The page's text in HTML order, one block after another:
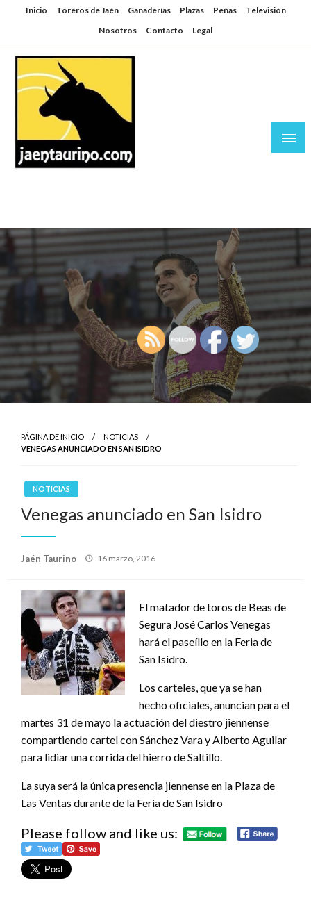
SaltarInicio Toreros de Jaén Ganaderías Plazas Peñas
Televisión
Nosotros
Contacto Legal
PÁGINA DE INICIO
NOTICIAS
VENEGAS ANUNCIADO EN SAN ISIDRO
NOTICIAS
Venegas anunciado en San Isidro
Jaén Taurino
Publicado
16 marzo, 2016
El matador de toros de Beas de
Segura José Carlos Venegas
hará el paseíllo en la Feria de
San Isidro.
Los carteles, que ya se han
hecho oficiales, anuncian para el
martes 31 de mayo la actuación del diestro jiennense
compartiendo cartel con Sánchez Vara y Alberto Aguilar
para lidiar una corrida del hierro de Saltillo.
La suya será la única presencia jiennense en la Plaza de
Las Ventas durante de la Feria de San Isidro
Please follow and like us: